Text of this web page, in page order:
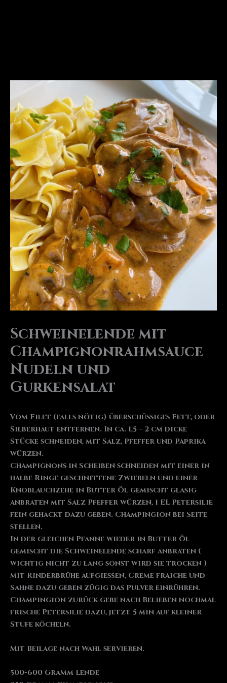
Schweinelende mit
Champignonrahmsauce
Nudeln und
Gurkensalat
Vom Filet (falls nötig) überschüssiges Fett, oder
Silberhaut entfernen. In ca. 1,5 – 2 cm dicke
Stücke schneiden, mit Salz, Pfeffer und Paprika
würzen.
Champignons in Scheiben schneiden mit einer in
halbe Ringe geschnittene Zwiebeln und einer
Knoblauchzehe in Butter Öl gemischt glasig
anbraten mit Salz Pfeffer würzen, 1 EL Petersilie
fein gehackt dazu geben. Champingion bei Seite
stellen.
In der gleichen Pfanne wieder in Butter Öl
gemischt die Schweinelende scharf anbraten (
wichtig nicht zu lang sonst wird sie trocken )
mit Rinderbrühe aufgießen, Creme fraiche und
Sahne dazu geben zügig das Pulver einrühren.
Champingion zurück gebe nach Belieben nochmal
frische Petersilie dazu, jetzt 5 min auf kleiner
Stufe köcheln.
Mit Beilage nach Wahl servieren.
500-600 Gramm Lende